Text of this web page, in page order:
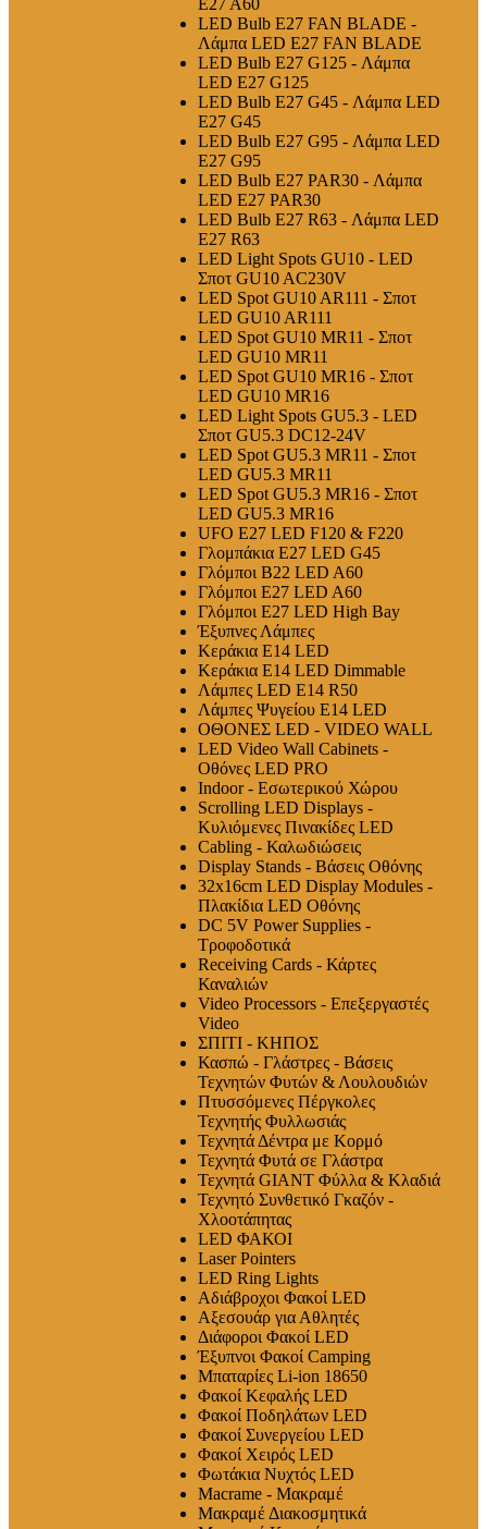
E27 A60
LED Bulb E27 FAN BLADE -
Λάμπα LED E27 FAN BLADE
LED Bulb E27 G125 - Λάμπα
LED E27 G125
LED Bulb E27 G45 - Λάμπα LED
E27 G45
LED Bulb E27 G95 - Λάμπα LED
E27 G95
LED Bulb E27 PAR30 - Λάμπα
LED E27 PAR30
LED Bulb E27 R63 - Λάμπα LED
E27 R63
LED Light Spots GU10 - LED
Σποτ GU10 AC230V
LED Spot GU10 AR111 - Σποτ
LED GU10 AR111
LED Spot GU10 MR11 - Σποτ
LED GU10 MR11
LED Spot GU10 MR16 - Σποτ
LED GU10 MR16
LED Light Spots GU5.3 - LED
Σποτ GU5.3 DC12-24V
LED Spot GU5.3 MR11 - Σποτ
LED GU5.3 MR11
LED Spot GU5.3 MR16 - Σποτ
LED GU5.3 MR16
UFO E27 LED F120 & F220
Γλομπάκια E27 LED G45
Γλόμποι B22 LED A60
Γλόμποι E27 LED A60
Γλόμποι E27 LED High Bay
Έξυπνες Λάμπες
Κεράκια E14 LED
Κεράκια E14 LED Dimmable
Λάμπες LED E14 R50
Λάμπες Ψυγείου E14 LED
ΟΘΟΝΕΣ LED - VIDEO WALL
LED Video Wall Cabinets -
Οθόνες LED PRO
Indoor - Εσωτερικού Χώρου
Scrolling LED Displays -
Κυλιόμενες Πινακίδες LED
Cabling - Καλωδιώσεις
Display Stands - Βάσεις Οθόνης
32x16cm LED Display Modules -
Πλακίδια LED Οθόνης
DC 5V Power Supplies -
Τροφοδοτικά
Receiving Cards - Κάρτες
Καναλιών
Video Processors - Επεξεργαστές
Video
ΣΠΙΤΙ - ΚΗΠΟΣ
Κασπώ - Γλάστρες - Βάσεις
Τεχνητών Φυτών & Λουλουδιών
Πτυσσόμενες Πέργκολες
Τεχνητής Φυλλωσιάς
Τεχνητά Δέντρα με Κορμό
Τεχνητά Φυτά σε Γλάστρα
Τεχνητά GIANT Φύλλα & Κλαδιά
Τεχνητό Συνθετικό Γκαζόν -
Χλοοτάπητας
LED ΦΑΚΟΙ
Laser Pointers
LED Ring Lights
Αδιάβροχοι Φακοί LED
Αξεσουάρ για Αθλητές
Διάφοροι Φακοί LED
Έξυπνοι Φακοί Camping
Μπαταρίες Li-ion 18650
Φακοί Κεφαλής LED
Φακοί Ποδηλάτων LED
Φακοί Συνεργείου LED
Φακοί Χειρός LED
Φωτάκια Νυχτός LED
Macrame - Μακραμέ
Μακραμέ Διακοσμητικά